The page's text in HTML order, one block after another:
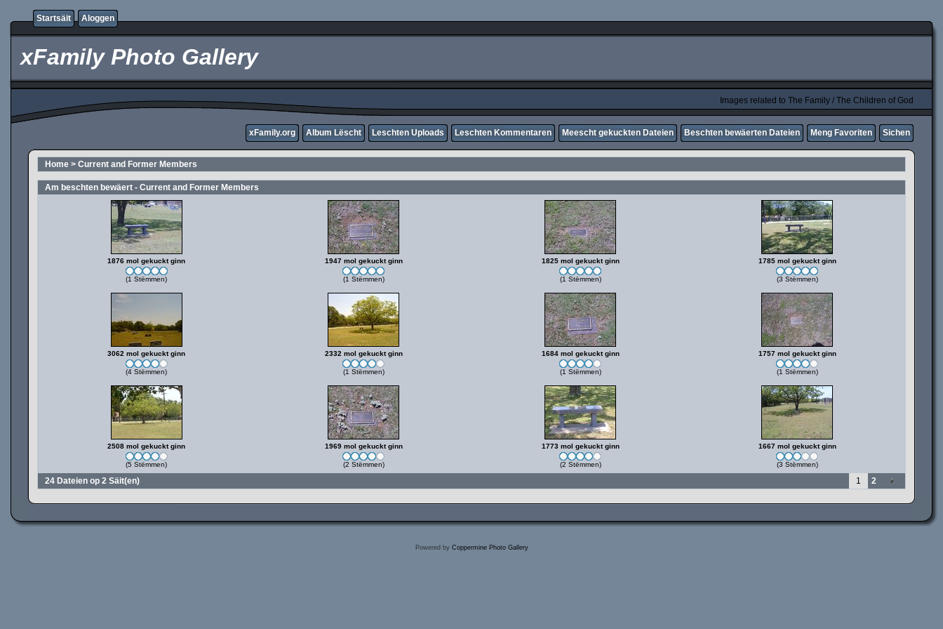
Startsäit Aloggen
xFamily Photo Gallery
Images related to The Family / The Children of God
xFamily.org Album Lëscht Leschten Uploads Leschten Kommentaren Meescht gekuckten Dateien Beschten bewäerten Dateien Meng Favoriten Sichen
Home > Current and Former Members
Am beschten bewäert - Current and Former Members
1876 mol gekuckt ginn
(1 Stëmmen)
1947 mol gekuckt ginn
(1 Stëmmen)
1825 mol gekuckt ginn
(1 Stëmmen)
1785 mol gekuckt ginn
(3 Stëmmen)
3062 mol gekuckt ginn
(4 Stëmmen)
2332 mol gekuckt ginn
(1 Stëmmen)
1684 mol gekuckt ginn
(1 Stëmmen)
1757 mol gekuckt ginn
(1 Stëmmen)
2508 mol gekuckt ginn
(5 Stëmmen)
1969 mol gekuckt ginn
(2 Stëmmen)
1773 mol gekuckt ginn
(2 Stëmmen)
1667 mol gekuckt ginn
(3 Stëmmen)
24 Dateien op 2 Säit(en) 1 2
Powered by Coppermine Photo Gallery